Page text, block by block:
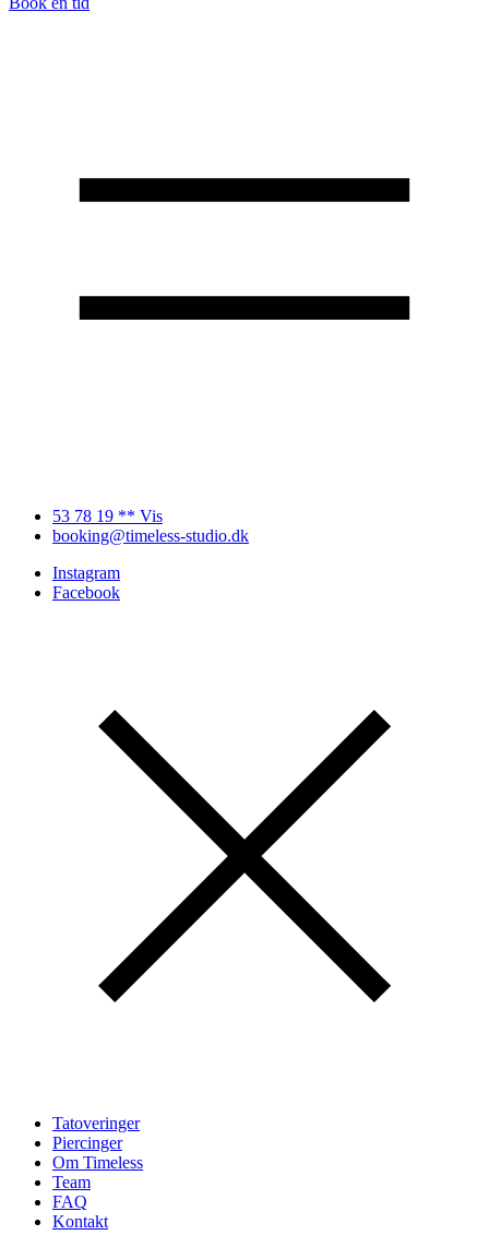
53 78 19 ** Vis
booking@timeless-studio.dk
Instagram
Facebook
Tatoveringer
Piercinger
Om Timeless
Team
FAQ
Kontakt